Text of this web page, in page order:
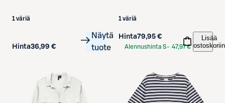
1 väriä
Hinta36,99 €
Näytä
tuote
1 väriä
Hinta79,95 €
Alennushinta S- 47,97 €
Lisää
ostoskoriin